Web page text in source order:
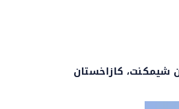
شيمكنت، كازاخستان